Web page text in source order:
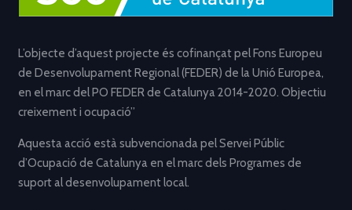
L’objecte d’aquest projecte és cofinançat pel Fons Europeu
de Desenvolupament Regional (FEDER) de la Unió Europea,
en el marc del PO FEDER de Catalunya 2014-2020. Objectiu
creixement i ocupació”
Aquesta acció està subvencionada pel Servei Públic
d’Ocupació de Catalunya en el marc dels Programes de
suport al desenvolupament local.